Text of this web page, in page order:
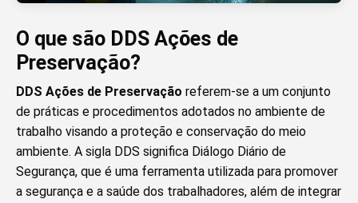
O que são DDS Ações de
Preservação?
DDS Ações de Preservação referem-se a um conjunto
de práticas e procedimentos adotados no ambiente de
trabalho visando a proteção e conservação do meio
ambiente. A sigla DDS significa Diálogo Diário de
Segurança, que é uma ferramenta utilizada para promover
a segurança e a saúde dos trabalhadores, além de integrar